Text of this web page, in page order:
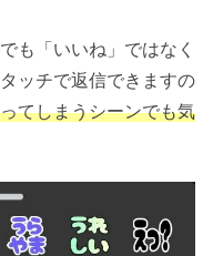
も「いいね」ではなく
ッチで返信できますの
てしまうシーンでも気